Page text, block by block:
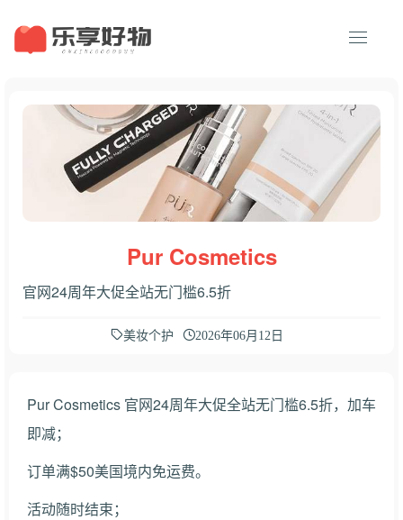
Pur Cosmetics
官网24周年大促全站无门槛6.5折
美妆个护 2026年06月12日
Pur Cosmetics 官网24周年大促全站无门槛6.5折，加车
即减；
订单满$50美国境内免运费。
活动随时结束；